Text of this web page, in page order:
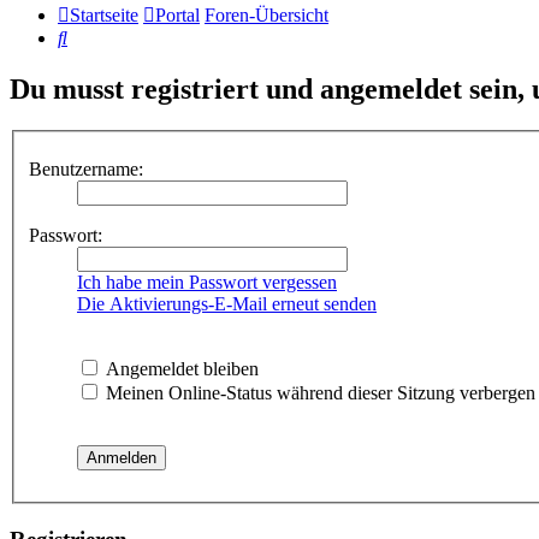
Startseite Portal Foren-Übersicht
Suche
Du musst registriert und angemeldet sein,
Benutzername:
Passwort:
Ich habe mein Passwort vergessen
Die Aktivierungs-E-Mail erneut senden
Angemeldet bleiben
Meinen Online-Status während dieser Sitzung verbergen